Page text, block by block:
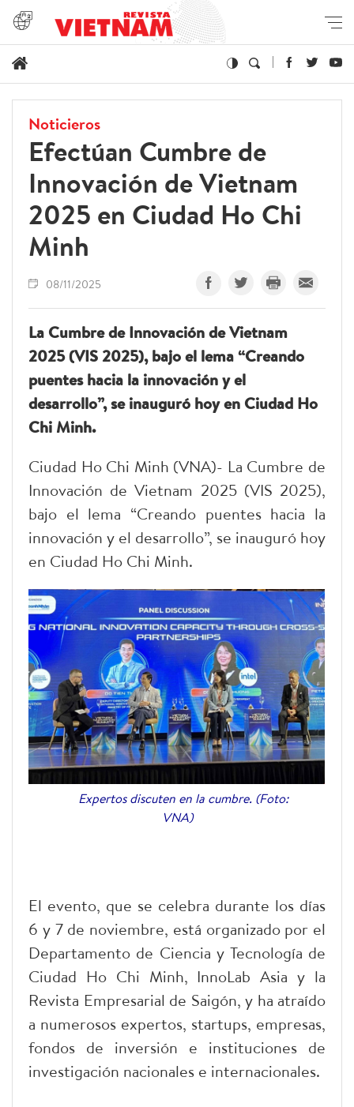
Noticieros
Efectúan Cumbre de
Innovación de Vietnam
2025 en Ciudad Ho Chi
Minh
08/11/2025
La Cumbre de Innovación de Vietnam
2025 (VIS 2025), bajo el lema “Creando
puentes hacia la innovación y el
desarrollo”, se inauguró hoy en Ciudad Ho
Chi Minh.
Ciudad Ho Chi Minh (VNA)- La Cumbre de
Innovación de Vietnam 2025 (VIS 2025),
bajo el lema “Creando puentes hacia la
innovación y el desarrollo”, se inauguró hoy
en Ciudad Ho Chi Minh.
Expertos discuten en la cumbre. (Foto:
VNA)
El evento, que se celebra durante los días
6 y 7 de noviembre, está organizado por el
Departamento de Ciencia y Tecnología de
Ciudad Ho Chi Minh, InnoLab Asia y la
Revista Empresarial de Saigón, y ha atraído
a numerosos expertos, startups, empresas,
fondos de inversión e instituciones de
investigación nacionales e internacionales.